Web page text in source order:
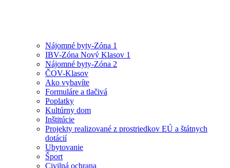
Nájomné byty-Zóna 1
IBV-Zóna Nový Klasov 1
Nájomné byty-Zóna 2
ČOV-Klasov
Ako vybavíte
Formuláre a tlačivá
Poplatky
Kultúrny dom
Inštitúcie
Projekty realizované z prostriedkov EÚ a štátnych
dotácií
Ubytovanie
Šport
Civilná ochrana